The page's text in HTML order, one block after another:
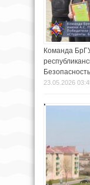
Команда
23.05.2026